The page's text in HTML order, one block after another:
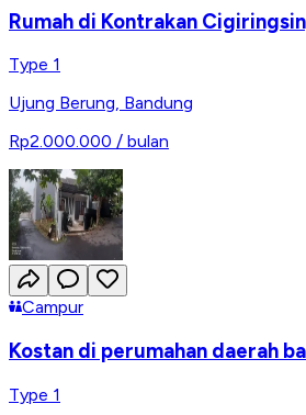
Rumah di Kontrakan
Type 1
Ujung Berung, Bandung
Rp2.000.000 / bulan
Campur
Kostan di perumahan daerah
Type 1